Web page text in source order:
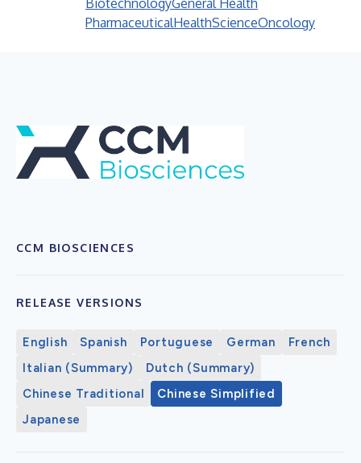
BiotechnologyGeneral Health
PharmaceuticalHealthScienceOncology
CCM BIOSCIENCES
RELEASE VERSIONS
English Spanish Portuguese German
French
Italian (Summary)
Dutch (Summary)
Chinese Traditional
Chinese Simplified
Japanese